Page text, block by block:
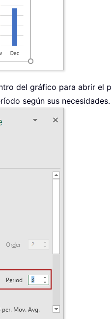
del gráfico para abrir el
según sus